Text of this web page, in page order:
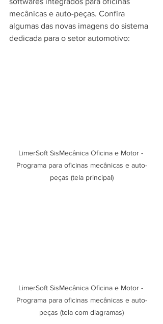
mecânicas e auto-peças. Confira
algumas das novas imagens do sistema
dedicada para o setor automotivo:
LimerSoft SisMecânica Oficina e Motor -
Programa para oficinas mecânicas e auto-
peças (tela principal)
LimerSoft SisMecânica Oficina e Motor -
Programa para oficinas mecânicas e auto-
peças (tela com diagramas)